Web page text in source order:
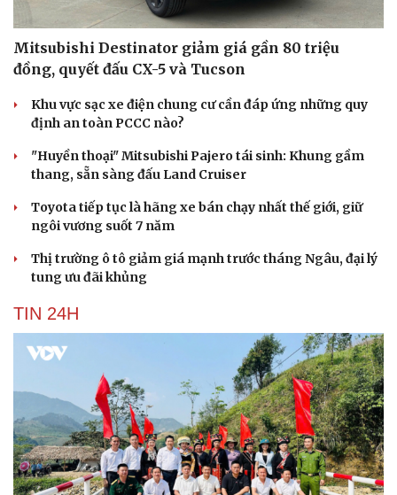
Cải chính
Mitsubishi Destinator giảm giá gần 80 triệu
đồng, quyết đấu CX-5 và Tucson
Khu vực sạc xe điện chung cư cần đáp ứng những quy
định an toàn PCCC nào?
"Huyền thoại" Mitsubishi Pajero tái sinh: Khung gầm
thang, sẵn sàng đấu Land Cruiser
Toyota tiếp tục là hãng xe bán chạy nhất thế giới, giữ
ngôi vương suốt 7 năm
Thị trường ô tô giảm giá mạnh trước tháng Ngâu, đại lý
tung ưu đãi khủng
TIN 24H